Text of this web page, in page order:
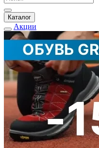
Каталог
Акции